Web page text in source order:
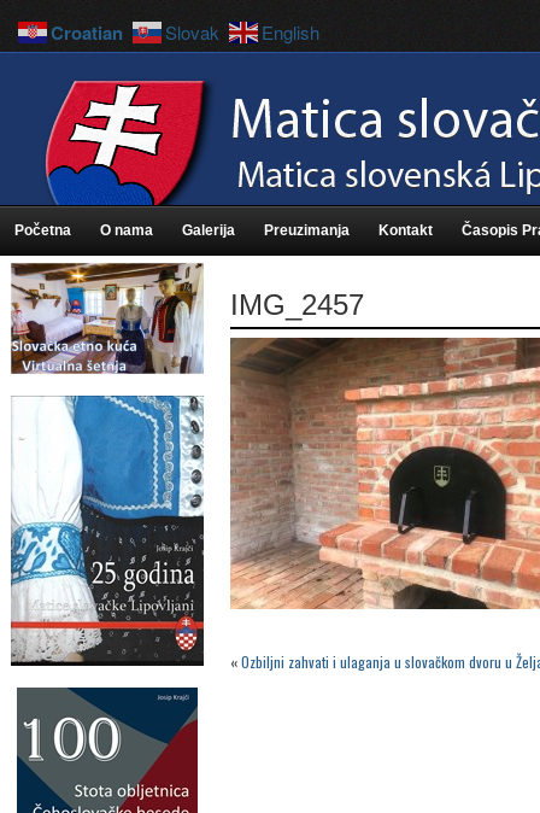
Početna O nama Galerija Preuzimanja Kontakt Časopis
IMG_2457
«Ozbiljni zahvati i ulaganja u slovačkom dvoru u
Croatian Slovak English